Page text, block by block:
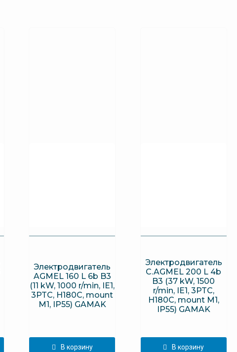
Электродвигатель
AGMEL 160 L 6b B3
(11 kW, 1000 r/min, IE1,
3PTC, H180C, mount
M1, IP55) GAMAK
В корзину
Электродвигатель
C.AGMEL 200 L 4b
B3 (37 kW, 1500
r/min, IE1, 3PTC,
H180C, mount M1,
IP55) GAMAK
В корзину